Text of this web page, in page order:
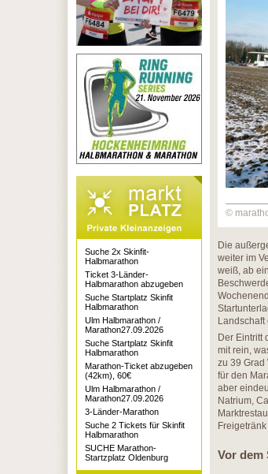
©
Die
weiter im
weiß, ab
Der Eintritt
mit rein,
zu 39 Grad
für den
aber
Natrium,
Vor dem
Suche 2x Skinfit-
Halbmarathon
Ticket 3-Länder-
Halbmarathon abzugeben
Suche Startplatz Skinfit
Halbmarathon
Ulm Halbmarathon /
Marathon27.09.2026
Suche Startplatz Skinfit
Halbmarathon
Marathon-Ticket abzugeben
(42km), 60€
Ulm Halbmarathon /
Marathon27.09.2026
3-Länder-Marathon
Suche 2 Tickets für Skinfit
Halbmarathon
SUCHE Marathon-
Startzplatz Oldenburg